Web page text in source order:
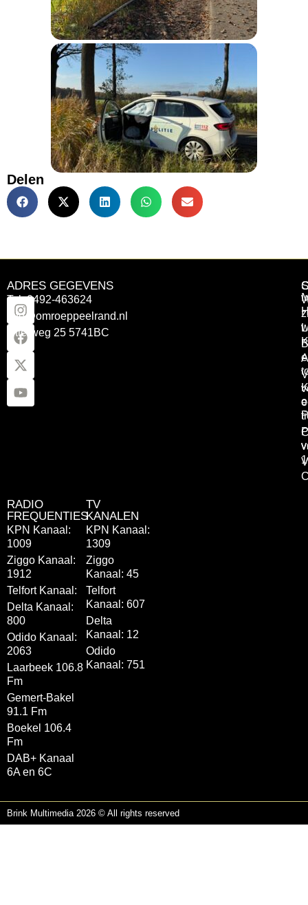
Delen
ADRES GEGEVENS
Tel: 0492-463624
info@omroeppeelrand.nl
Otterweg 25 5741BC
RADIO
FREQUENTIES
KPN Kanaal:
1009
Ziggo Kanaal:
1912
Telfort Kanaal:
Delta Kanaal:
800
Odido Kanaal:
2063
Laarbeek 106.8
Fm
Gemert-Bakel
91.1 Fm
Boekel 106.4
Fm
DAB+ Kanaal
6A en 6C
TV
KANALEN
KPN Kanaal:
1309
Ziggo
Kanaal: 45
Telfort
Kanaal: 607
Delta
Kanaal: 12
Odido
Kanaal: 751
Brink Multimedia 2026 © All rights reserved